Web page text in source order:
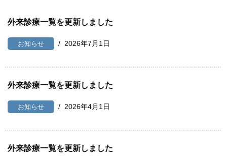
外来診療一覧を更新しました
お知らせ 2026年7月1日
外来診療一覧を更新しました
お知らせ 2026年4月1日
外来診療一覧を更新しました